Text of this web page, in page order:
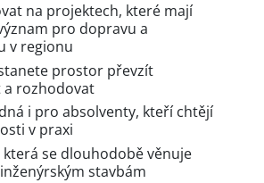
na projektech, které mají
pro dopravu a
v regionu
prostor převzít
rozhodovat
i pro absolventy, kteří chtějí
v praxi
se dlouhodobě věnuje
stavbám